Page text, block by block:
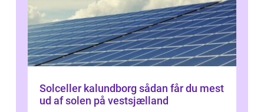
Solceller kalundborg sådan får du mest
ud af solen på vestsjælland